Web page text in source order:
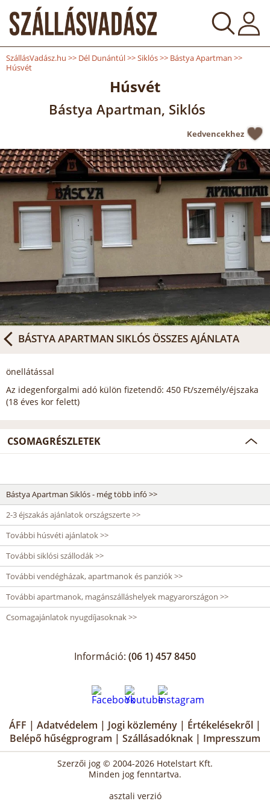
SzállásVadász.hu >> Dél Dunántúl>>Siklós>> Bástya Apartman >>
Húsvét
Húsvét
Bástya Apartman, Siklós
Kedvencekhez
BÁSTYA APARTMAN SIKLÓS ÖSSZES AJÁNLATA
önellátással
Az idegenforgalmi adó külön fizetendő: 450 Ft/személy/éjszaka
(18 éves kor felett)
CSOMAGRÉSZLETEK
Bástya Apartman Siklós - még több infó >>
2-3 éjszakás ajánlatok országszerte >>
További húsvéti ajánlatok >>
További siklósi szállodák >>
További vendégházak, apartmanok és panziók >>
További apartmanok, magánszálláshelyek magyarországon >>
Csomagajánlatok nyugdíjasoknak >>
Információ: (06 1) 457 8450
ÁFF | Adatvédelem | Jogi közlemény | Értékelésekről |
Belépő hűségprogram | Szállásadóknak | Impresszum
Szerzői jog © 2004-2026 Hotelstart Kft.
Minden jog fenntartva.
asztali verzió